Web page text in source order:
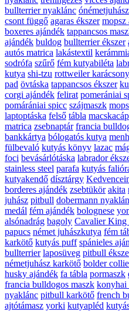
bullterrier nyaklánc ónémetjuhász
csont függő agaras ékszer mopsz
boxeres ajándék tappancsos
ajándék buldog bullterrier ékszer
autós matrica lakástextil
sodrófa szűrő fém kutyabiléta
kutya shi-tzu rottweiler
pad övtáska tappancsos ékszer
corgi ajándék felirat pomerániai
pomárániai spicc szájmaszk
laptoptáska felső tábla
matrica zsebnaptár francia
bankkártya bólogatós kutya
fülbevaló kutyás könyv lazac
foci bevásárlótáska labrador
stainless steel parafa kutyás
kutyakendő dísztárgy
borderes ajándék zsebtükör akita
juhász pitbull dobermann
medál fém ajándék bolognese
alsónadrág bagoly Cavalier King
papucs német juhászkutya fém
karkötő kutyás puff spánieles
bullterrier laposüveg pitbull
németjuhász karkötő bolder
husky ajándék fa tábla pormaszk
francia bulldogos maszk konyhai
nyaklánc pitbull karkötő french
ajtótámasz yorki kutyapléd